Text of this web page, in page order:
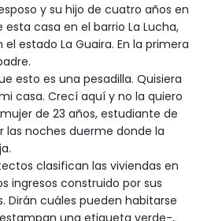
y su hijo de cuatro años en
esta casa en el barrio La Lucha,
estado La Guaira. En la primera
esto es una pesadilla. Quisiera
casa. Crecí aquí y no la quiero
de 23 años, estudiante de
las noches duerme donde la
clasifican las viviendas en
ingresos construido por sus
Dirán cuáles pueden habitarse
una etiqueta verde-,